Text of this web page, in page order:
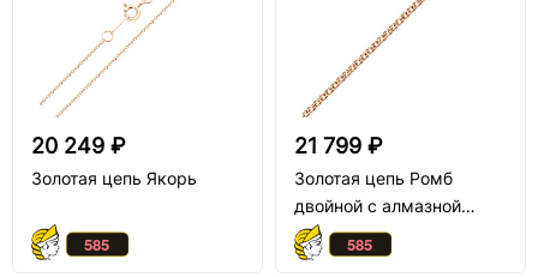
20 249 ₽
Золотая цепь Якорь
21 799 ₽
Золотая цепь Ромб
двойной с алмазной
огранкой